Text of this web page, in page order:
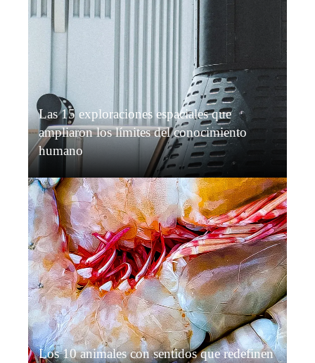
Las 15 exploraciones espaciales que
ampliaron los límites del conocimiento
humano
Hace 6 días
Los 10 animales con sentidos que redefinen